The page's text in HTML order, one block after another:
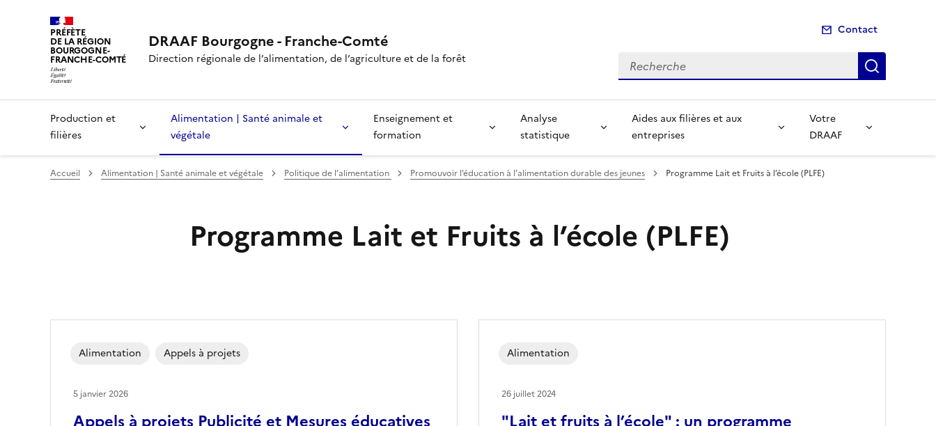
PRÉFÈTE
DE LA RÉGION
BOURGOGNE-
FRANCHE-COMTÉ
DRAAF Bourgogne - Franche-Comté
Direction régionale de l’alimentation, de l’agriculture et de la forêt
Contact
Recherche
Production et
filières
Alimentation | Santé animale et
végétale
Enseignement et
formation
Analyse
statistique
Aides aux filières et aux
entreprises
Votre
DRAAF
Accueil Alimentation | Santé animale et végétale Politique de l’alimentation Promouvoir l’éducation à l’alimentation durable des jeunes Programme Lait et Fruits à l’école (PLFE)
Programme Lait et Fruits à l’école (PLFE)
Appels à projets Publicité et Mesures éducatives
Alimentation Appels à projets
5 janvier 2026
"Lait et fruits à l’école" : un programme
Alimentation
26 juillet 2024